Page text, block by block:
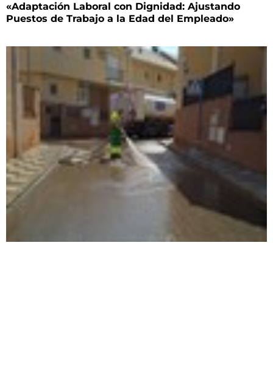
«Adaptación Laboral con Dignidad: Ajustando
Puestos de Trabajo a la Edad del Empleado»